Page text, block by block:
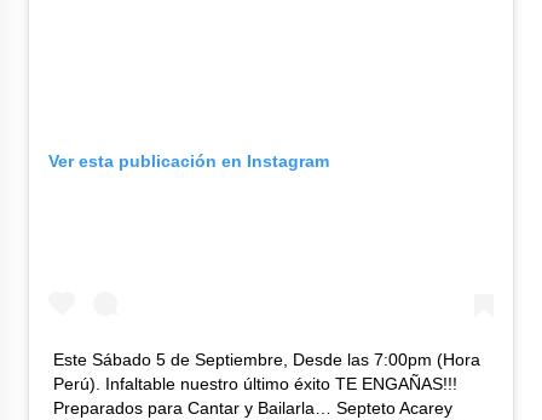
Ver esta publicación en Instagram
Este Sábado 5 de Septiembre, Desde las 7:00pm (Hora
Perú). Infaltable nuestro último éxito TE ENGAÑAS!!!
Preparados para Cantar y Bailarla… Septeto Acarey